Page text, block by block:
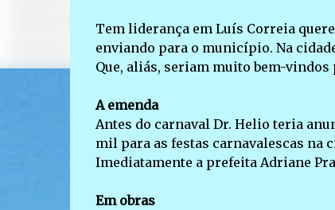
Tem liderança em Luís Correia
enviando para o município. Na
Que, aliás, seriam muito bem-
A emenda
Antes do carnaval Dr. Helio teria
mil para as festas carnavalescas na
Imediatamente a prefeita Adriane
Em obras